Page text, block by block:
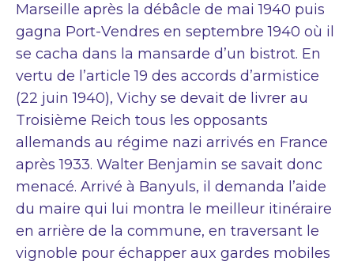
Marseille après la débâcle de mai 1940 puis
gagna Port-Vendres en septembre 1940 où il
se cacha dans la mansarde d’un bistrot. En
vertu de l’article 19 des accords d’armistice
(22 juin 1940), Vichy se devait de livrer au
Troisième Reich tous les opposants
allemands au régime nazi arrivés en France
après 1933. Walter Benjamin se savait donc
menacé. Arrivé à Banyuls, il demanda l’aide
du maire qui lui montra le meilleur itinéraire
en arrière de la commune, en traversant le
vignoble pour échapper aux gardes mobiles